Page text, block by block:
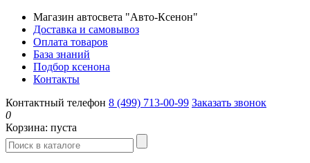
Магазин автосвета "Авто-Ксенон"
Доставка и самовывоз
Оплата товаров
База знаний
Подбор ксенона
Контакты
Контактный телефон 8 (499) 713-00-99 Заказать звонок
0
Корзина: пуста